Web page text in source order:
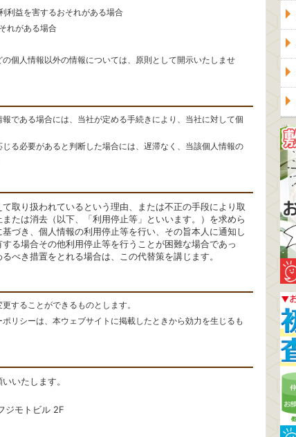
利益を害するおそれがある場合
れがある場合
個人情報以外の情報については、原則として開示いたしませ
である場合には、当社が定める手続きにより、当社に対して個
る必要があると判断した場合には、遅滞なく、当該個人情報の
取り扱われているという理由、または不正の手段により取
たは消去（以下、「利用停止等」といいます。）を求めら
づき、個人情報の利用停止等を行い、その旨本人に通知し
る場合その他利用停止等を行うことが困難な場合であっ
べき措置をとれる場合は、この代替策を講じます。
することができるものとします。
リシーは、本ウェブサイトに掲載したときから効力を生じるも
いたします。
ジモトビル 2F